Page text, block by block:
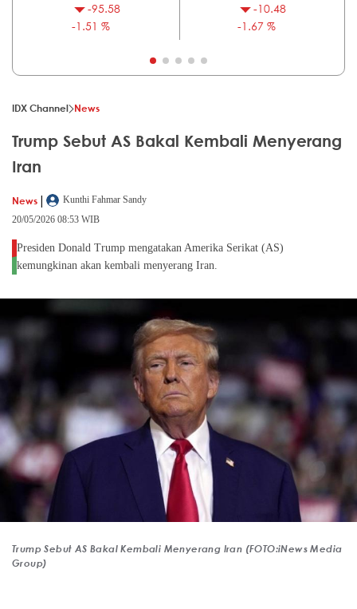
-95.58
-1.51 %
-10.48
-1.67 %
IDX Channel News
Trump Sebut AS Bakal Kembali Menyerang
Iran
News |
Kunthi Fahmar Sandy
20/05/2026 08:53 WIB
Presiden Donald Trump mengatakan Amerika Serikat (AS)
kemungkinan akan kembali menyerang Iran.
Trump Sebut AS Bakal Kembali Menyerang Iran (FOTO:iNews Media
Group)